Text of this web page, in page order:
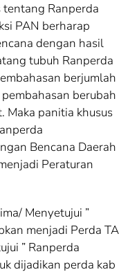
tentang Ranperda
PAN berharap
dengan hasil
tubuh Ranperda
berjumlah
berubah
Maka panitia khusus
Bencana Daerah
Peraturan
Menyetujui ”
menjadi Perda TA
” Ranperda
dijadikan perda kab